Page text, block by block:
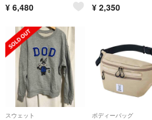
¥ 6,480 ¥ 2,350
スウェット ボディーバッグ